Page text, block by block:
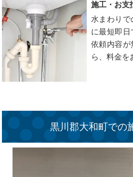
施工・お支
水まわりで
に最短即
依頼内容が
ら、料金を
黒川郡大和町での